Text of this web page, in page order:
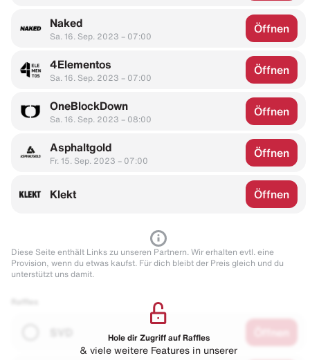
Naked
Sa. 16. Sep. 2023 – 07:00
Öffnen
4Elementos
Sa. 16. Sep. 2023 – 07:00
Öffnen
OneBlockDown
Sa. 16. Sep. 2023 – 08:00
Öffnen
Asphaltgold
Fr. 15. Sep. 2023 – 07:00
Öffnen
Klekt Öffnen
Diese Seite enthält Links zu unseren Partnern. Wir erhalten evtl. eine
Provision, wenn du etwas kaufst. Für dich bleibt der Preis gleich und du
unterstützt uns damit.
Hole dir Zugriff auf Raffles
& viele weitere Features in unserer